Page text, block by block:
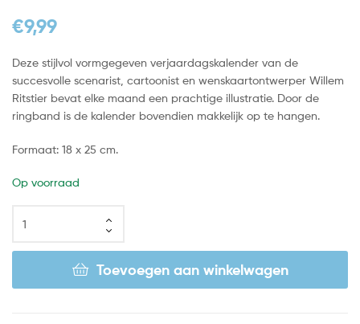
€9,99
Deze stijlvol vormgegeven verjaardagskalender van de
succesvolle scenarist, cartoonist en wenskaartontwerper Willem
Ritstier bevat elke maand een prachtige illustratie. Door de
ringband is de kalender bovendien makkelijk op te hangen.
Formaat: 18 x 25 cm.
Op voorraad
Toevoegen aan winkelwagen